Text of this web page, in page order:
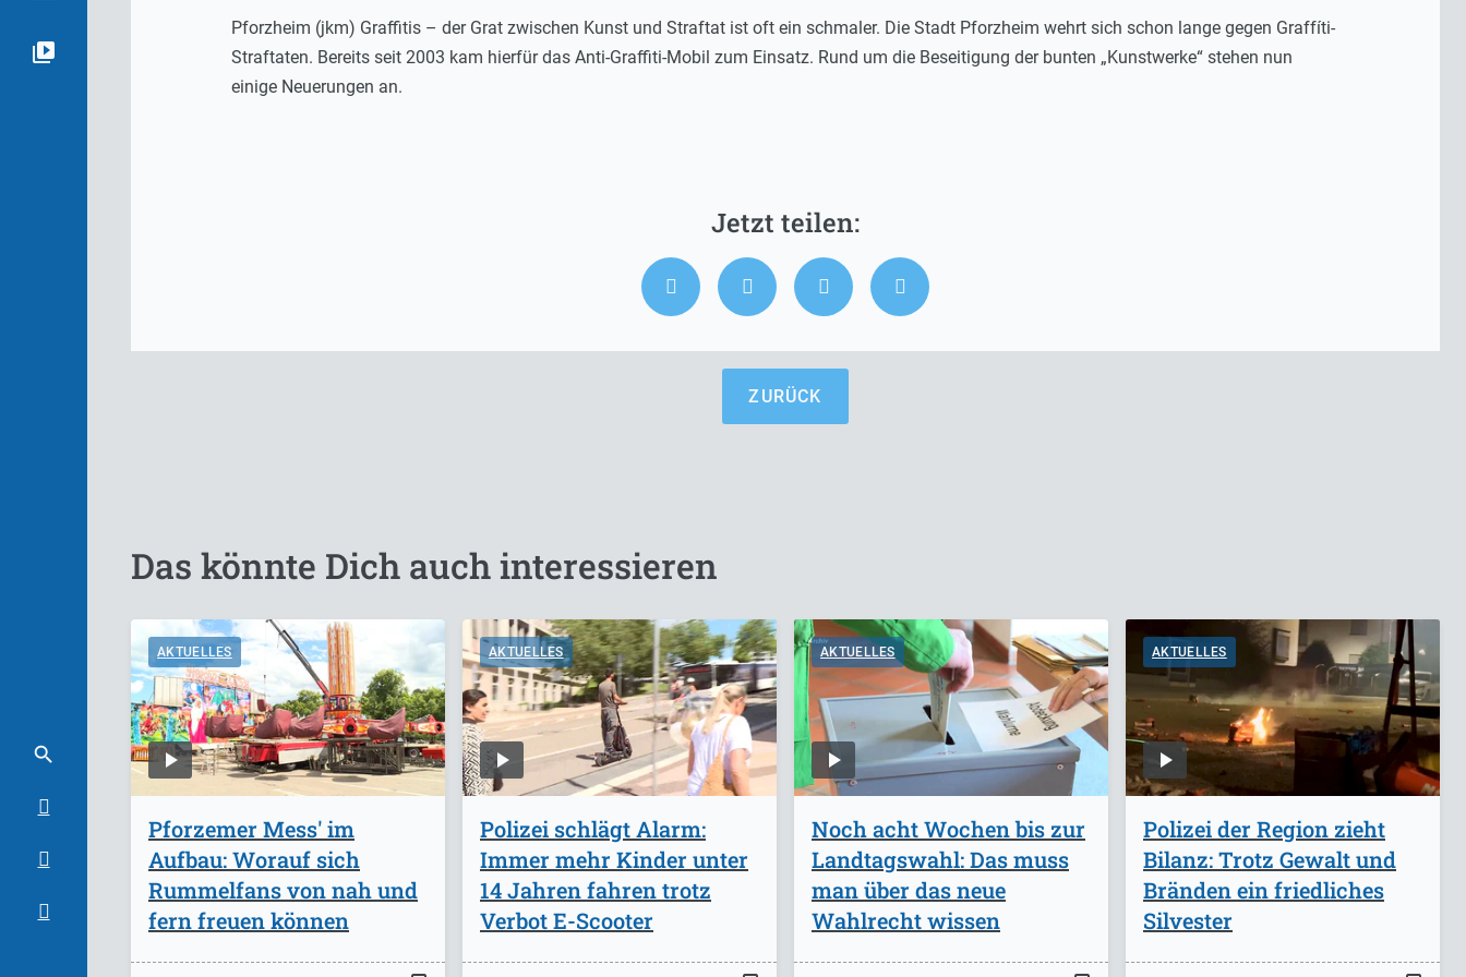
Pforzheim (jkm) Graffitis – der Grat zwischen Kunst und Straftat ist oft ein schmaler. Die Stadt Pforzheim wehrt sich schon lange gegen Graffíti-
Straftaten. Bereits seit 2003 kam hierfür das Anti-Graffiti-Mobil zum Einsatz. Rund um die Beseitigung der bunten „Kunstwerke“ stehen nun
einige Neuerungen an.
ZURÜCK
Das könnte Dich auch interessieren
AKTUELLES
Pforzemer Mess' im
Aufbau: Worauf sich
Rummelfans von nah und
fern freuen können
AKTUELLES
Polizei schlägt Alarm:
Immer mehr Kinder unter
14 Jahren fahren trotz
Verbot E-Scooter
AKTUELLES
Noch acht Wochen bis zur
Landtagswahl: Das muss
man über das neue
Wahlrecht wissen
AKTUELLES
Polizei der Region zieht
Bilanz: Trotz Gewalt und
Bränden ein friedliches
Silvester